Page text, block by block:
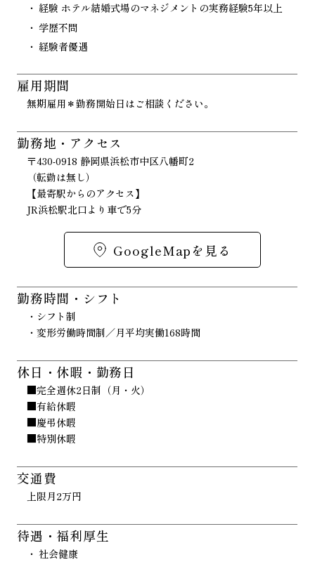
経験 ホテル結婚式場のマネジメントの実務経験5年以上
学歴不問
経験者優遇
雇用期間
無期雇用＊勤務開始日はご相談ください。
勤務地・アクセス
〒430-0918 静岡県浜松市中区八幡町2
（転勤は無し）
【最寄駅からのアクセス】
JR浜松駅北口より車で5分
GoogleMapを見る
勤務時間・シフト
・シフト制
・変形労働時間制／月平均実働168時間
休日・休暇・勤務日
■完全週休2日制（月・火）
■有給休暇
■慶弔休暇
■特別休暇
交通費
上限月2万円
待遇・福利厚生
社会健康